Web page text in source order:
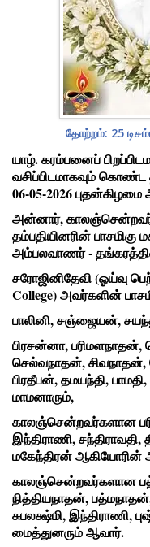
தோற்றம்: 25
யாழ். கரம்பனைப்
வசிப்பிடமாகவும் கொண்ட
06-05-2026
அன்னார்,
தம்பதியினரின்
அம்பலவாணர் -
சரோஜினிதேவி (ஓய்வு
College) அவர்களின்
பாலினி, சஞ்ஜையன்,
பிரசன்னா,
செல்வநாதன்,
பிரதீபன், தமயந்தி,
மாமனாரும்,
காலஞ்சென்றவர்களான
இந்திராணி, சந்திராவதி,
மகேந்திரன் ஆகியோரின்
காலஞ்சென்றவர்களான
நித்தியநாதன்,
சுபலக்ஷ்மி, இந்திராணி,
மைத்துனரும் ஆவார்.